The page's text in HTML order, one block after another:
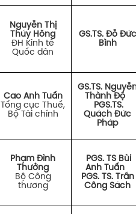
Nguyễn Thị
Thúy Hồng
ĐH Kinh tế
Quốc dân
GS.TS. Đỗ Đức
Bình
Cao Anh Tuấn
Tổng cục Thuế,
Bộ Tài chính
GS.TS.
Thành Độ
PGS.TS.
Quách Đức
Pháp
Phạm Đình
Thưởng
Bộ Công
thương
PGS. TS Bùi
Anh Tuấn
PGS. TS. Trần
Công Sách